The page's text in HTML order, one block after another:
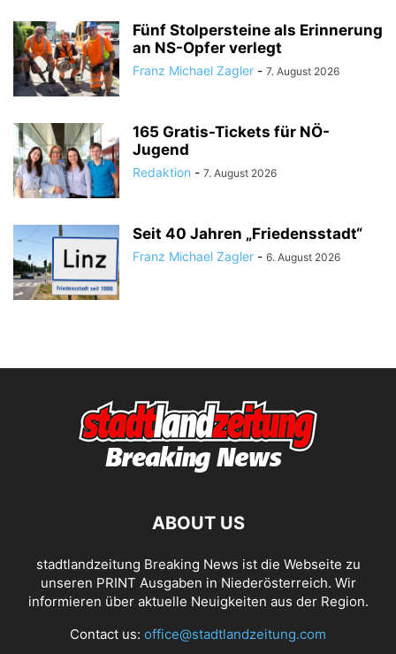
Fünf Stolpersteine als Erinnerung
an NS-Opfer verlegt
Franz Michael Zagler - 7. August 2026
165 Gratis-Tickets für NÖ-
Jugend
Redaktion - 7. August 2026
Seit 40 Jahren „Friedensstadt“
Franz Michael Zagler - 6. August 2026
ABOUT US
stadtlandzeitung Breaking News ist die Webseite zu
unseren PRINT Ausgaben in Niederösterreich. Wir
informieren über aktuelle Neuigkeiten aus der Region.
Contact us: office@stadtlandzeitung.com